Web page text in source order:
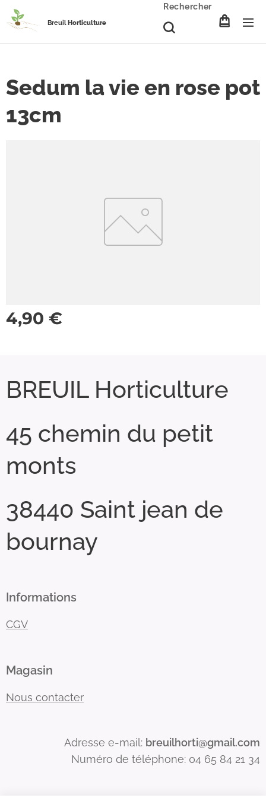
BreuilHorticulture
Rechercher
Sedum la vie en rose pot
13cm
4,90 €
BREUIL Horticulture
45 chemin du petit
monts
38440 Saint jean de
bournay
Informations
CGV
Magasin
Nous contacter
Adresse e-mail: breuilhorti@gmail.com
Numéro de téléphone: 04 65 84 21 34